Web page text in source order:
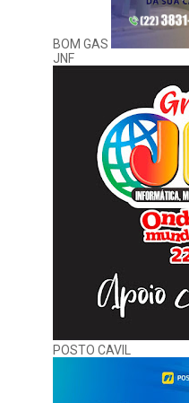
BOM GAS
JNF
POSTO CAVIL